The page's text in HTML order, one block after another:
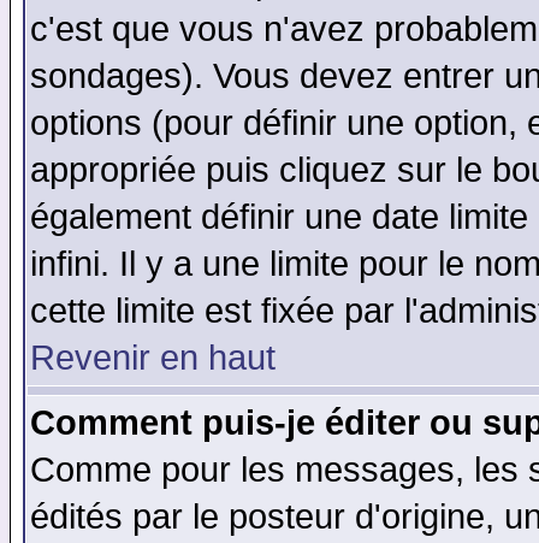
c'est que vous n'avez
sondages). Vous devez entrer
options (pour définir une option,
appropriée puis cliquez sur le
également définir une date
infini. Il y a une limite pour le
cette limite est fixée par
Revenir en haut
Comment puis-je éditer ou
Comme pour les messages, les
édités par le posteur d'origine,